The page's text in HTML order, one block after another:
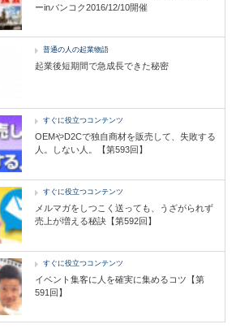
ーinバンコク2016/12/10開催
普通の人の起業物語
起業後短期間で急成長できた秘密
すぐに役立つコンテンツ
OEMやD2Cで独自商材を販売して、失敗する
人。しない人。【第593回】
すぐに役立つコンテンツ
メルマガをしつこく送っても、うざがられず
売上が増える秘訣【第592回】
すぐに役立つコンテンツ
イベント集客に人を確実に集めるコツ【第
591回】